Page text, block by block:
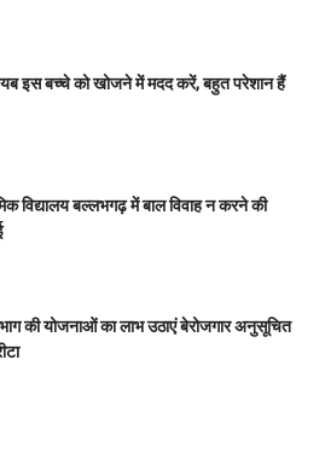
इस बच्चे को खोजने में मदद करें, बहुत परेशान हैं
विद्यालय बल्लभगढ़ में बाल विवाह न करने की
की योजनाओं का लाभ उठाएं बेरोजगार अनुसूचित